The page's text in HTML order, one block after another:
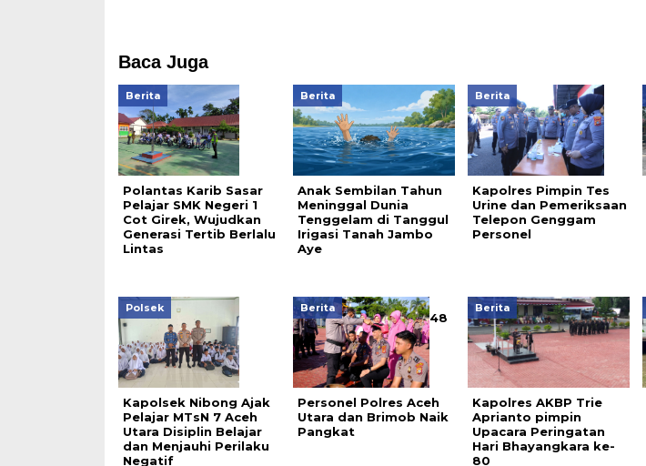
Baca Juga
Berita
Polantas Karib Sasar
Pelajar SMK Negeri 1
Cot Girek, Wujudkan
Generasi Tertib Berlalu
Lintas
Berita
Anak Sembilan Tahun
Meninggal Dunia
Tenggelam di Tanggul
Irigasi Tanah Jambo
Aye
Berita
Kapolres Pimpin Tes
Urine dan Pemeriksaan
Telepon Genggam
Personel
Polsek
Kapolsek Nibong Ajak
Pelajar MTsN 7 Aceh
Utara Disiplin Belajar
dan Menjauhi Perilaku
Negatif
Berita
48
Personel Polres Aceh
Utara dan Brimob Naik
Pangkat
Berita
Kapolres AKBP Trie
Aprianto pimpin
Upacara Peringatan
Hari Bhayangkara ke-
80